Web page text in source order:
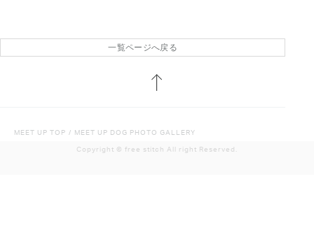
一覧ページへ戻る
MEET UP TOP / MEET UP DOG PHOTO GALLERY
Copyright ©︎ free stitch All right Reserved.